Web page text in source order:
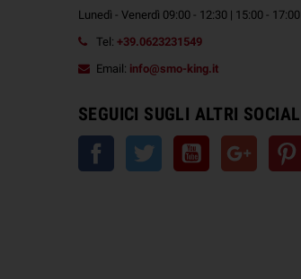
Lunedì - Venerdì 09:00 - 12:30 | 15:00 - 17:00
Tel: +39.0623231549
Email: info@smo-king.it
SEGUICI SUGLI ALTRI SOCIAL
Facebook Twitter YouTube Google+